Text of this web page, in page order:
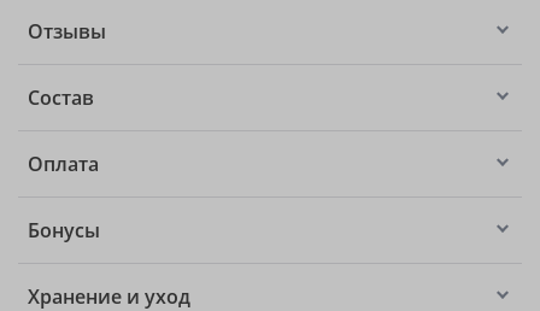
Отзывы
Состав
Оплата
Бонусы
Хранение и уход